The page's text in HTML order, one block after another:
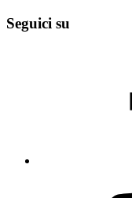
Seguici su